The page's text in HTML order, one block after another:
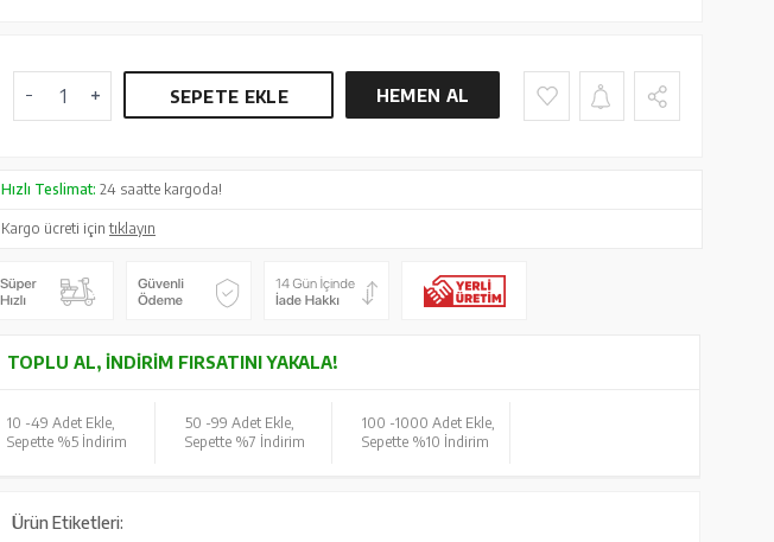
SEPETE EKLE HEMEN AL
Hızlı Teslimat: 24 saatte kargoda!
Kargo ücreti içintıklayın
TOPLU AL, İNDIRIM FIRSATINI YAKALA!
10 -49 Adet Ekle,
Sepette %5 İndirim
50 -99 Adet Ekle,
Sepette %7 İndirim
100 -1000 Adet Ekle,
Sepette %10 İndirim
Ürün Etiketleri: